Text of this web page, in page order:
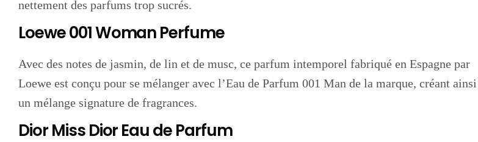
nettement des parfums trop sucrés.
Loewe 001 Woman Perfume
Avec des notes de jasmin, de lin et de musc, ce parfum intemporel fabriqué en Espagne par
Loewe est conçu pour se mélanger avec l’Eau de Parfum 001 Man de la marque, créant ainsi
un mélange signature de fragrances.
Dior Miss Dior Eau de Parfum